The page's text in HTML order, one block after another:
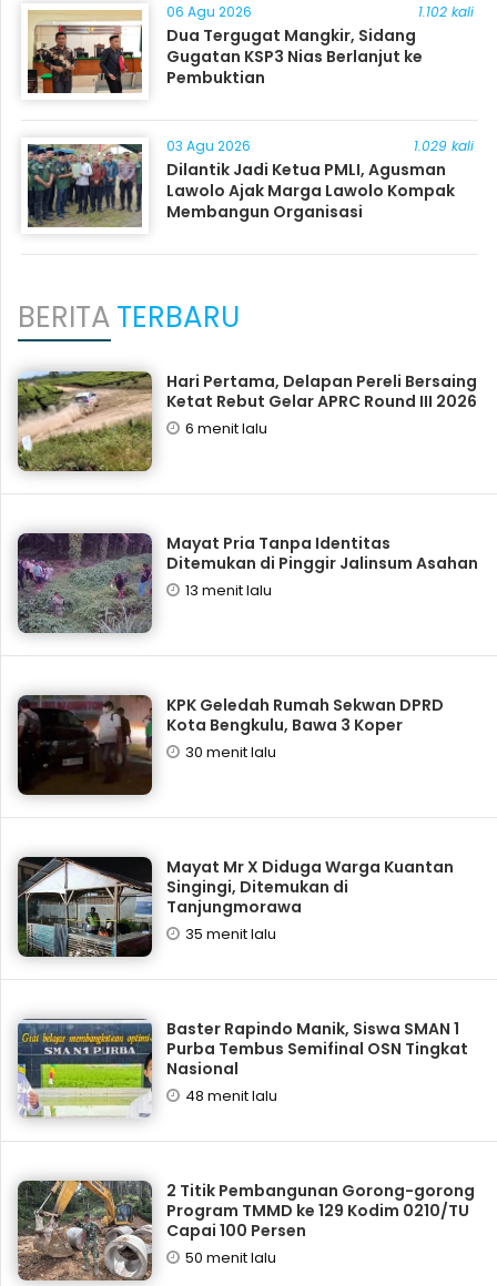
06 Agu 2026 1.102 kali
Dua Tergugat Mangkir, Sidang
Gugatan KSP3 Nias Berlanjut ke
Pembuktian
03 Agu 2026 1.029 kali
Dilantik Jadi Ketua PMLI, Agusman
Lawolo Ajak Marga Lawolo Kompak
Membangun Organisasi
BERITATERBARU
Hari Pertama, Delapan Pereli Bersaing
Ketat Rebut Gelar APRC Round III 2026
6 menit lalu
Mayat Pria Tanpa Identitas
Ditemukan di Pinggir Jalinsum Asahan
13 menit lalu
KPK Geledah Rumah Sekwan DPRD
Kota Bengkulu, Bawa 3 Koper
30 menit lalu
Mayat Mr X Diduga Warga Kuantan
Singingi, Ditemukan di
Tanjungmorawa
35 menit lalu
Baster Rapindo Manik, Siswa SMAN 1
Purba Tembus Semifinal OSN Tingkat
Nasional
48 menit lalu
2 Titik Pembangunan Gorong-gorong
Program TMMD ke 129 Kodim 0210/TU
Capai 100 Persen
50 menit lalu